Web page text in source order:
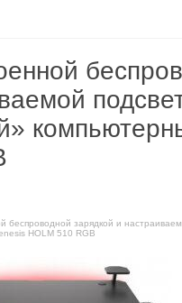
беспроводной зарядкой и
HOLM 510 RGB